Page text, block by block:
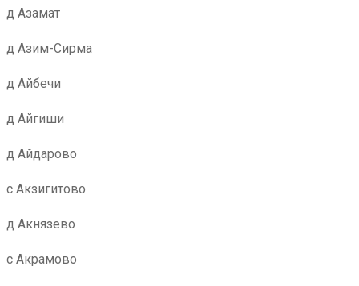
д Азамат
д Азим-Сирма
д Айбечи
д Айгиши
д Айдарово
с Акзигитово
д Акнязево
с Акрамово